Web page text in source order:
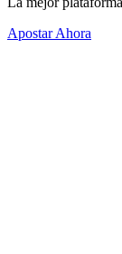
Apostar Ahora